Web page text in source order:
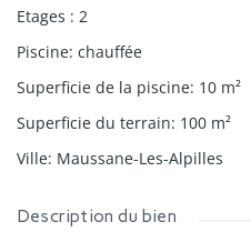
Etages : 2
Piscine: chauffée
Superficie de la piscine: 10 m²
Superficie du terrain: 100 m²
Ville: Maussane-Les-Alpilles
Description du bien